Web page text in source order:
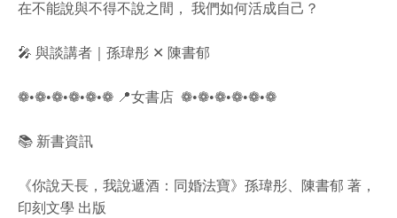
在不能說與不得不說之間， 我們如何活成自己？
🎤 與談講者｜孫瑋彤 ✕ 陳書郁
❁•❁•❁•❁•❁•❁ 📍女書店 ​ ❁•❁•❁•❁•❁•❁
📚 新書資訊
《你說天長，我說遞酒：同婚法寶》孫瑋彤、陳書郁 著，
印刻文學 出版